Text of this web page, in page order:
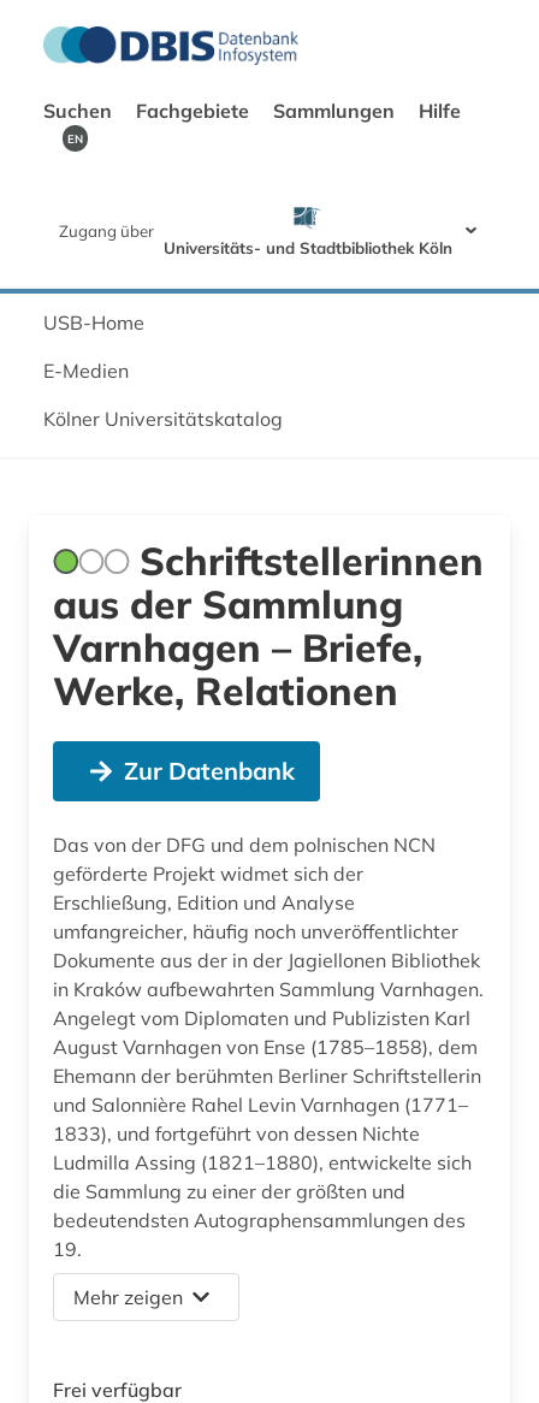
Suchen Fachgebiete Sammlungen Hilfe
EN
Zugang über
Universitäts- und Stadtbibliothek Köln
USB-Home
E-Medien
Kölner Universitätskatalog
Schriftstellerinnen
aus der Sammlung
Varnhagen – Briefe,
Werke, Relationen
Zur Datenbank
Das von der DFG und dem polnischen NCN
geförderte Projekt widmet sich der
Erschließung, Edition und Analyse
umfangreicher, häufig noch unveröffentlichter
Dokumente aus der in der Jagiellonen Bibliothek
in Kraków aufbewahrten Sammlung Varnhagen.
Angelegt vom Diplomaten und Publizisten Karl
August Varnhagen von Ense (1785–1858), dem
Ehemann der berühmten Berliner Schriftstellerin
und Salonnière Rahel Levin Varnhagen (1771–
1833), und fortgeführt von dessen Nichte
Ludmilla Assing (1821–1880), entwickelte sich
die Sammlung zu einer der größten und
bedeutendsten Autographensammlungen des
19.
Mehr zeigen
Frei verfügbar